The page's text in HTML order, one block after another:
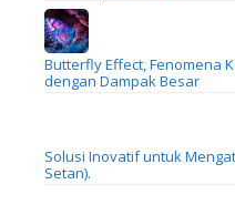
Butterfly Effect, Fenomena
dengan Dampak Besar
Solusi Inovatif untuk
Setan).